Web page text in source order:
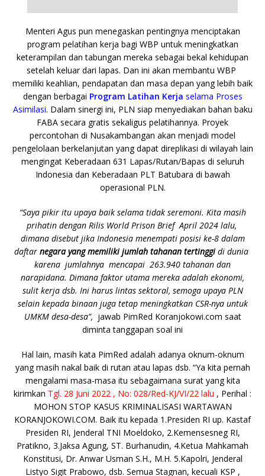
Menteri Agus pun menegaskan pentingnya menciptakan
program pelatihan kerja bagi WBP untuk meningkatkan
keterampilan dan tabungan mereka sebagai bekal kehidupan
setelah keluar dari lapas. Dan ini akan membantu WBP
memiliki keahlian, pendapatan dan masa depan yang lebih baik
dengan berbagai Program Latihan Kerja selama Proses
Asimilasi. Dalam sinergi ini, PLN siap menyediakan bahan baku
FABA secara gratis sekaligus pelatihannya. Proyek
percontohan di Nusakambangan akan menjadi model
pengelolaan berkelanjutan yang dapat direplikasi di wilayah lain
mengingat Keberadaan 631 Lapas/Rutan/Bapas di seluruh
Indonesia dan Keberadaan PLT Batubara di bawah
operasional PLN.
“Saya pikir itu upaya baik selama tidak seremoni. Kita masih
prihatin dengan Rilis World Prison Brief April 2024 lalu,
dimana disebut jika Indonesia menempati posisi ke-8 dalam
daftar negara yang memiliki jumlah tahanan tertinggidi dunia
karena jumlahnya mencapai 263.940 tahanan dan
narapidana. Dimana faktor utama mereka adalah ekonomi,
sulit kerja dsb. Ini harus lintas sektoral, semoga upaya PLN
selain kepada binaan juga tetap meningkatkan CSR-nya untuk
UMKM desa-desa”, jawab PimRed Koranjokowi.com saat
diminta tanggapan soal ini
Hal lain, masih kata PimRed adalah adanya oknum-oknum
yang masih nakal baik di rutan atau lapas dsb. “Ya kita pernah
mengalami masa-masa itu sebagaimana surat yang kita
kirimkan Tgl. 28 Juni 2022 , No: 028/Red-KJ/VI/22 lalu , Perihal :
MOHON STOP KASUS KRIMINALISASI WARTAWAN
KORANJOKOWI.COM. Baik itu kepada 1.Presiden RI up. Kastaf
Presiden RI, Jenderal TNI Moeldoko, 2.Kemensesneg RI,
Pratikno, 3.Jaksa Agung, ST. Burhanudin, 4.Ketua Mahkamah
Konstitusi, Dr. Anwar Usman S.H., M.H. 5.Kapolri, Jenderal
Listyo Sigit Prabowo, dsb. Semua Stagnan, kecuali KSP ,